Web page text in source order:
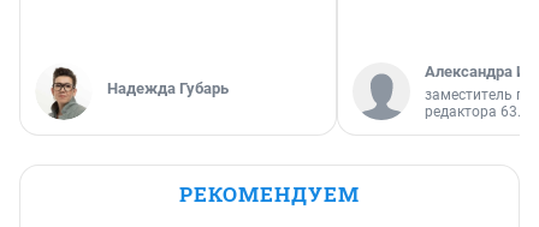
Надежда Губарь
Александра
заместитель
редактора 63.RU
РЕКОМЕНДУЕМ